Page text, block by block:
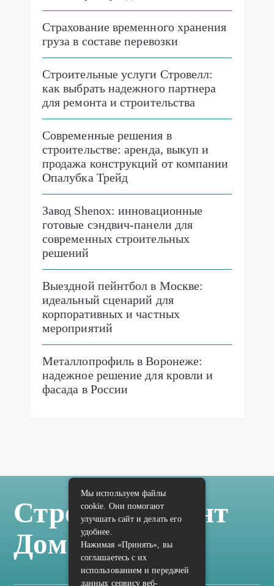
Страхование временного хранения
груза в составе перевозки
Строительные услуги Стровелл:
как выбрать надежного партнера
для ремонта и строительства
Современные решения в
строительстве: аренда, выкуп и
продажа конструкций от компании
Опалубка Трейд
Завод Shenox: инновационные
готовые сэндвич-панели для
современных строительных
решений
Выездной пейнтбол в Москве:
идеальный сценарий для
корпоративных и частных
мероприятий
Металлопрофиль в Воронеже:
надежное решение для кровли и
фасада в России
Стройка Ремонт
Дом Отделка
Мы используем файлы
cookie. Они помогают
улучшать сайт и делать его
удобнее.
Нажимая «Принять», вы
соглашаетесь с их
использованием и передачей
данных сервису веб-